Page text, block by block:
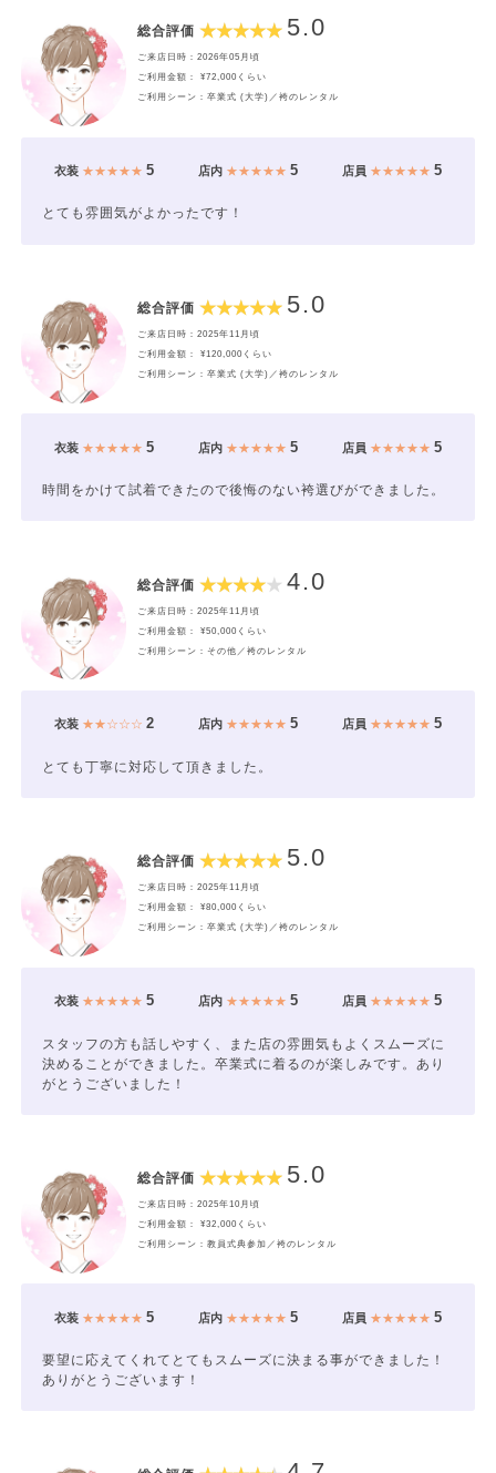
総合評価 5.0
ご来店日時：2026年05月頃
ご利用金額： ¥72,000くらい
ご利用シーン：卒業式 (大学)／袴のレンタル
衣装★★★★★ 5 店内★★★★★ 5 店員 ★★★★★5
とても雰囲気がよかったです！
総合評価 5.0
ご来店日時：2025年11月頃
ご利用金額： ¥120,000くらい
ご利用シーン：卒業式 (大学)／袴のレンタル
衣装★★★★★ 5 店内★★★★★ 5 店員 ★★★★★5
時間をかけて試着できたので後悔のない袴選びができました。
総合評価 4.0
ご来店日時：2025年11月頃
ご利用金額： ¥50,000くらい
ご利用シーン：その他／袴のレンタル
衣装★★☆☆☆ 2 店内★★★★★ 5 店員 ★★★★★5
とても丁寧に対応して頂きました。
総合評価 5.0
ご来店日時：2025年11月頃
ご利用金額： ¥80,000くらい
ご利用シーン：卒業式 (大学)／袴のレンタル
衣装★★★★★ 5 店内★★★★★ 5 店員 ★★★★★5
スタッフの方も話しやすく、また店の雰囲気もよくスムーズに
決めることができました。卒業式に着るのが楽しみです。あり
がとうございました！
総合評価 5.0
ご来店日時：2025年10月頃
ご利用金額： ¥32,000くらい
ご利用シーン：教員式典参加／袴のレンタル
衣装★★★★★ 5 店内★★★★★ 5 店員 ★★★★★5
要望に応えてくれてとてもスムーズに決まる事ができました！
ありがとうございます！